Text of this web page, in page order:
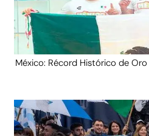
México: Récord Histórico de